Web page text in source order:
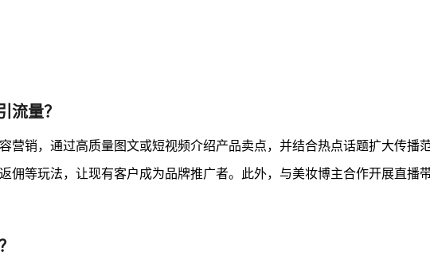
流量？
营销，通过高质量图文或短视频介绍产品卖点，并结合热点话题扩大传播
返佣等玩法，让现有客户成为品牌推广者。此外，与美妆博主合作开展直播